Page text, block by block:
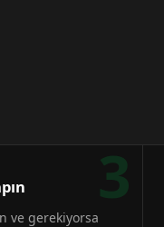
3
ve gerekiyorsa